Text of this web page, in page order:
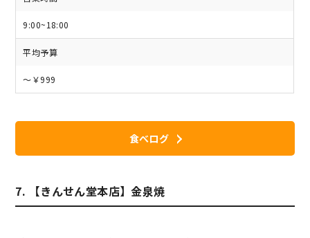
9:00~18:00
平均予算
～￥999
食べログ
7. 【きんせん堂本店】金泉焼